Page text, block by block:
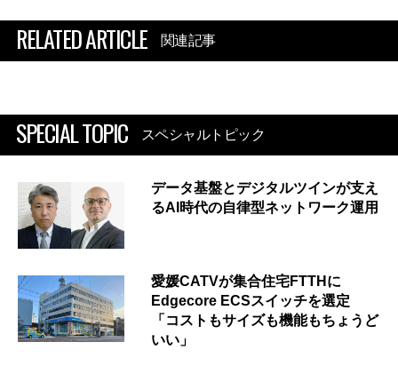
RELATED ARTICLE 関連記事
SPECIAL TOPIC スペシャルトピック
データ基盤とデジタルツインが支え
るAI時代の自律型ネットワーク運用
愛媛CATVが集合住宅FTTHに
Edgecore ECSスイッチを選定
「コストもサイズも機能もちょうど
いい」